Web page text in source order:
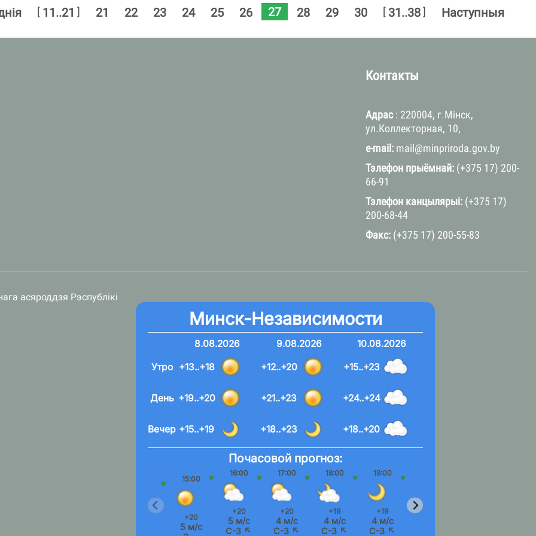
[ 11..21 ] 21 22 23 24 25 26 27 28 29 30 [ 31..38] Наступныя
Контакты
Адрас: 220004, г.Мінск,
ул.Коллекторная, 10,
e-mail: mail@minpriroda.gov.by
Тэлефон прыёмнай: (+375 17) 200-
66-91
Тэлефон канцылярыі: (+375 17)
200-68-44
Факс: (+375 17) 200-55-83
асяроддзя Рэспублікі
Минск-Независимости
8.08.2026
+13..+18
+19..+20
+15..+19
9.08.2026
+12..+20
+21..+23
+18..+23
10.08.2026
+15..+23
+24..+24
+18..+20
Вечер
День
Утро
Почасовой прогноз:
15:00
+20
5 м/с
16:00
+20
5 м/с
С-З ↖
17:00
+20
4 м/с
С-З ↖
18:00
+19
4 м/с
С-З ↖
19:00
+19
4 м/с
С-З ↖